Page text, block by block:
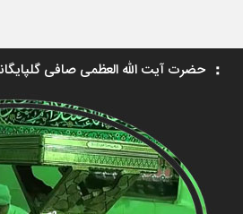
حضرت آیت الله العظمی صافی